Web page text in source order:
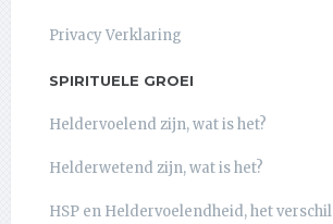
Privacy Verklaring
SPIRITUELE GROEI
Heldervoelend zijn, wat is het?
Helderwetend zijn, wat is het?
HSP en Heldervoelendheid, het verschil